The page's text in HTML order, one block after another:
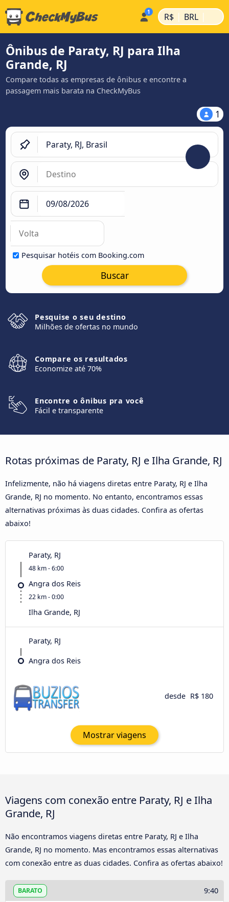
R$ | BRL |
Ônibus de Paraty, RJ para Ilha
Grande, RJ
Compare todas as empresas de ônibus e encontre a
passagem mais barata na CheckMyBus
1
Pesquisar hotéis com Booking.com
Buscar
Pesquise o seu destino
Milhões de ofertas no mundo
Compare os resultados
Economize até 70%
Encontre o ônibus pra você
Fácil e transparente
Rotas próximas de Paraty, RJ e Ilha Grande, RJ
Infelizmente, não há viagens diretas entre Paraty, RJ e Ilha
Grande, RJ no momento. No entanto, encontramos essas
alternativas próximas às duas cidades. Confira as ofertas
abaixo!
Paraty, RJ
48 km - 6:00
Angra dos Reis
22 km - 0:00
Ilha Grande, RJ
Paraty, RJ
Angra dos Reis
desde R$ 180
Mostrar viagens
Viagens com conexão entre Paraty, RJ e Ilha
Grande, RJ
Não encontramos viagens diretas entre Paraty, RJ e Ilha
Grande, RJ no momento. Mas encontramos essas alternativas
com conexão entre as duas cidades. Confira as ofertas abaixo!
BARATO 9:40